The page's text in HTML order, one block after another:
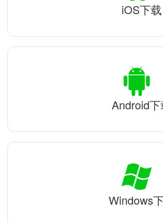
iOS下载
Android下
Windows